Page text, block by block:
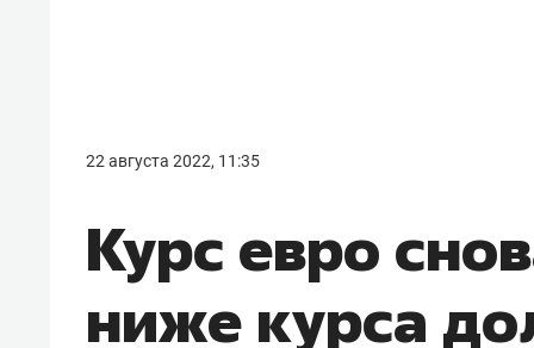
22 августа 2022, 11:35
Курс евро
ниже курса
правил, бизнес может
потерять минимум